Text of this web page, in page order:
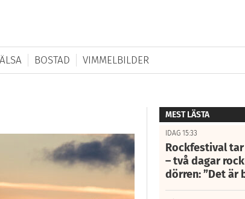
BOSTAD VIMMELBILDER
MEST LÄSTA
IDAG 15:33
Rockfestival
– två dagar
dörren: ”Det är